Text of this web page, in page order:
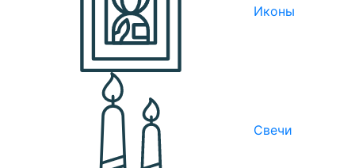
Иконы
Свечи